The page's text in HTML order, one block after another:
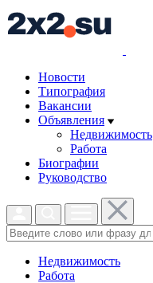
Новости
Типография
Вакансии
Объявления
Недвижимость
Работа
Биографии
Руководство
Недвижимость
Работа